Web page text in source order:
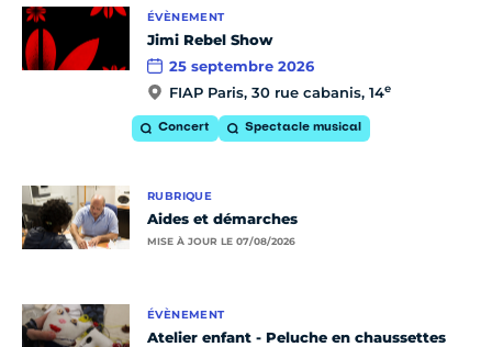
ÉVÈNEMENT
Jimi Rebel Show
25 septembre 2026
FIAP Paris, 30 rue cabanis, 14e
Concert Spectacle musical
RUBRIQUE
Aides et démarches
MISE À JOUR LE 07/08/2026
ÉVÈNEMENT
Atelier enfant - Peluche en chaussettes